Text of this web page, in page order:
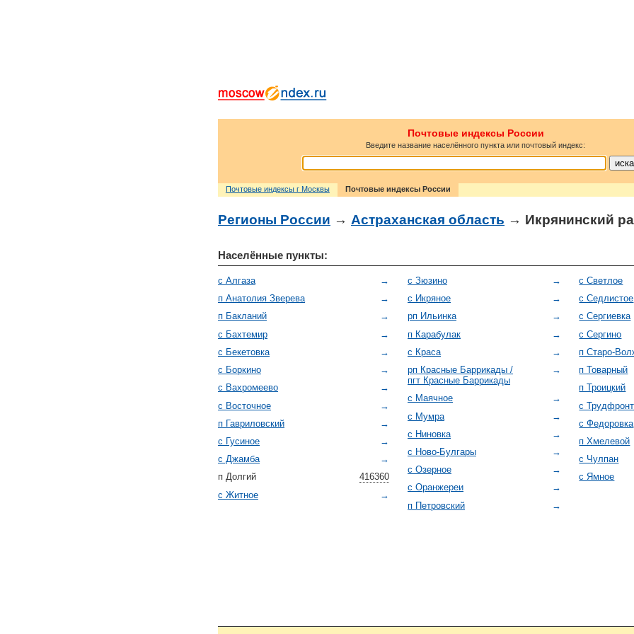
Почтовые индексы России
Введите название населённого пункта или почтовый индекс:
Почтовые индексы г Москвы Почтовые индексы России
Регионы России → Астраханская область → Икрянинский
Населённые пункты:
→
с Алгаза
→
п Анатолия Зверева
→
п Бакланий
→
с Бахтемир
→
с Бекетовка
→
с Боркино
→
с Вахромеево
→
с Восточное
→
п Гавриловский
→
с Гусиное
→
с Джамба
416360
п Долгий
→
с Житное
→
с Зюзино
→
с Икряное
→
рп Ильинка
→
п Карабулак
→
с Краса
→
рп Красные Баррикады /
пгт Красные Баррикады
→
с Маячное
→
с Мумра
→
с Ниновка
→
с Ново-Булгары
→
с Озерное
→
с Оранжереи
→
п Петровский
с Светлое
с Седлистое
с Сергиевка
с Сергино
п Старо-
п Товарный
п Троицкий
с Трудфронт
с Федоровка
п Хмелевой
с Чулпан
с Ямное